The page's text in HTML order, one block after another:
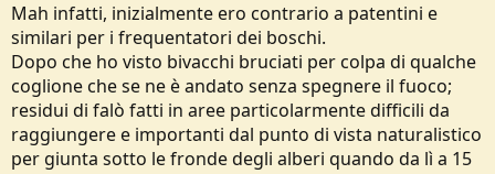
Mah infatti, inizialmente ero contrario a patentini e
similari per i frequentatori dei boschi.
Dopo che ho visto bivacchi bruciati per colpa di qualche
coglione che se ne è andato senza spegnere il fuoco;
residui di falò fatti in aree particolarmente difficili da
raggiungere e importanti dal punto di vista naturalistico
per giunta sotto le fronde degli alberi quando da lì a 15